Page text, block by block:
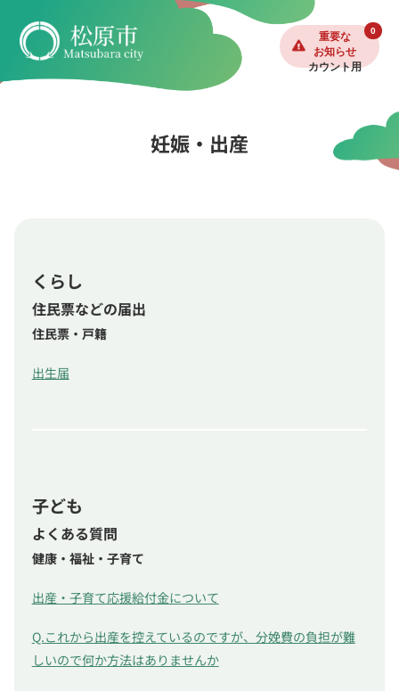
重要な
お知らせ
0
カウント用
妊娠・出産
くらし
住民票などの届出
住民票・戸籍
出生届
子ども
よくある質問
健康・福祉・子育て
出産・子育て応援給付金について
Q.これから出産を控えているのですが、分娩費の負担が難
しいので何か方法はありませんか